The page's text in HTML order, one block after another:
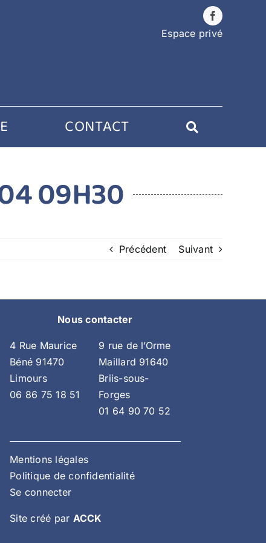
Espace privé
CONTACT
09H30
Précédent Suivant
Nous contacter
4 Rue Maurice
Béné 91470
Limours
06 86 75 18 51
9 rue de l’Orme
Maillard 91640
Briis-sous-
Forges
01 64 90 70 52
Mentions légales
Politique de confidentialité
Se connecter
Site créé par ACCK